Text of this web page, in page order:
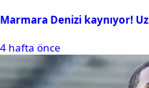
Marmara Denizi kaynıyor!
4 hafta önce